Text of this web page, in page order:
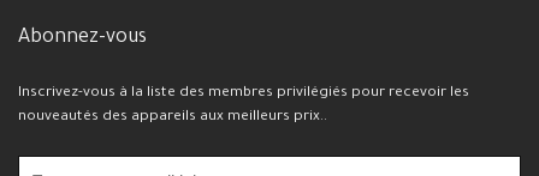
Abonnez-vous
Inscrivez-vous à la liste des membres privilégiés pour recevoir les
nouveautés des appareils aux meilleurs prix..